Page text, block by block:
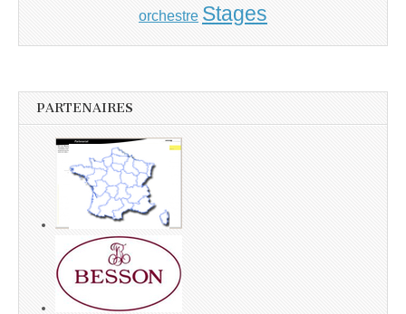
orchestre Stages
PARTENAIRES